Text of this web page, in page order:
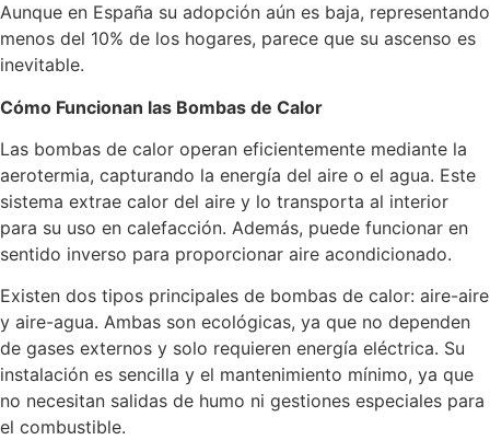
Aunque en España su adopción aún es baja, representando
menos del 10% de los hogares, parece que su ascenso es
inevitable.
Cómo Funcionan las Bombas de Calor
Las bombas de calor operan eficientemente mediante la
aerotermia, capturando la energía del aire o el agua. Este
sistema extrae calor del aire y lo transporta al interior
para su uso en calefacción. Además, puede funcionar en
sentido inverso para proporcionar aire acondicionado.
Existen dos tipos principales de bombas de calor: aire-aire
y aire-agua. Ambas son ecológicas, ya que no dependen
de gases externos y solo requieren energía eléctrica. Su
instalación es sencilla y el mantenimiento mínimo, ya que
no necesitan salidas de humo ni gestiones especiales para
el combustible.